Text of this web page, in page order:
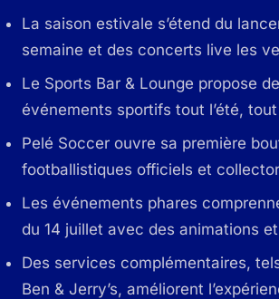
La saison estivale s’étend du
semaine et des concerts live les
Le Sports Bar & Lounge propose
événements sportifs tout l’été,
Pelé Soccer ouvre sa première
footballistiques officiels et
Les événements phares
du 14 juillet avec des animations
Des services complémentaires,
Ben & Jerry’s, améliorent